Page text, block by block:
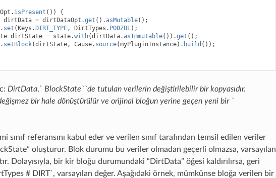
. isPresent ())
{
dirtData = dirtDataOpt .get ().asMutable();
. set (Keys .DIRT_TYPE, DirtTypes . PODZOL);
dirtState = state.with(dirtData.asImmutable()).get ();
. setBlock(dirtState, Cause. source(myPluginInstance). build ());
DirtData,` BlockState``de tutulan verilerin değiştirilebilir bir kopyasıdır.
bir hale dönüştürülür ve orijinal bloğun yerine geçen yeni bir `
sınıf referansını kabul eder ve verilen sınıf tarafından temsil edilen veriler
oluşturur. Blok durumu bu veriler olmadan geçerli olmazsa, varsayılan
Dolayısıyla, bir kir bloğu durumundaki “DirtData” öğesi kaldırılırsa, geri
# DIRT`, varsayılan değer. Aşağıdaki örnek, mümkünse bloğa verilen bir